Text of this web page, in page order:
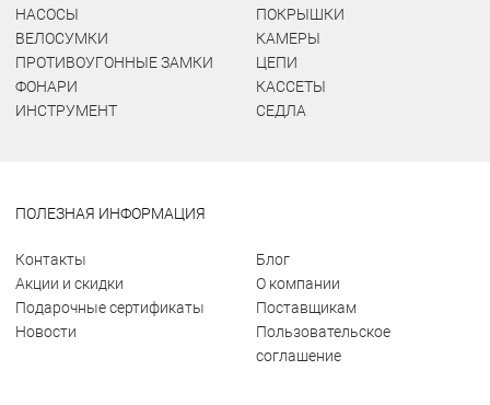
НАСОСЫ
ВЕЛОСУМКИ
ПРОТИВОУГОННЫЕ ЗАМКИ
ФОНАРИ
ИНСТРУМЕНТ
ПОКРЫШКИ
КАМЕРЫ
ЦЕПИ
КАССЕТЫ
СЕДЛА
ПОЛЕЗНАЯ ИНФОРМАЦИЯ
Контакты
Акции и скидки
Подарочные сертификаты
Новости
Блог
О компании
Поставщикам
Пользовательское
соглашение